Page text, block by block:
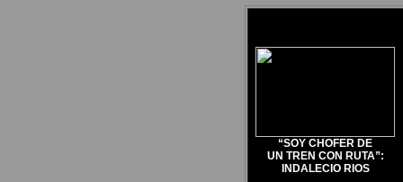
“SOY CHOFER DE
UN TREN CON RUTA”:
INDALECIO RIOS